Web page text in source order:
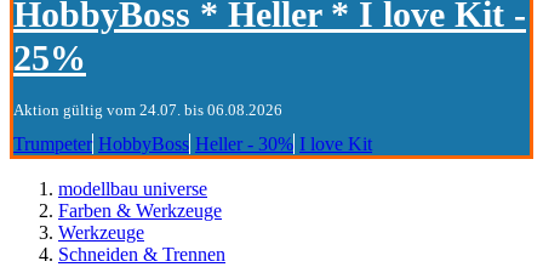
HobbyBoss * Heller * I love Kit -
25%
Aktion gültig vom 24.07. bis 06.08.2026
Trumpeter HobbyBoss Heller - 30% I love Kit
modellbau universe
Farben & Werkzeuge
Werkzeuge
Schneiden & Trennen